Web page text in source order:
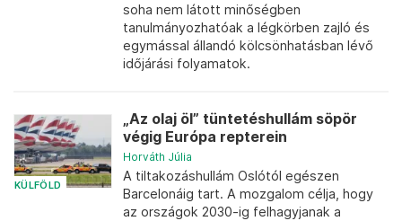
soha nem látott minőségben
tanulmányozhatóak a légkörben zajló és
egymással állandó kölcsönhatásban lévő
időjárási folyamatok.
KÜLFÖLD
„Az olaj öl” tüntetéshullám söpör
végig Európa repterein
Horváth Júlia
A tiltakozáshullám Oslótól egészen
Barcelonáig tart. A mozgalom célja, hogy
az országok 2030-ig felhagyjanak a